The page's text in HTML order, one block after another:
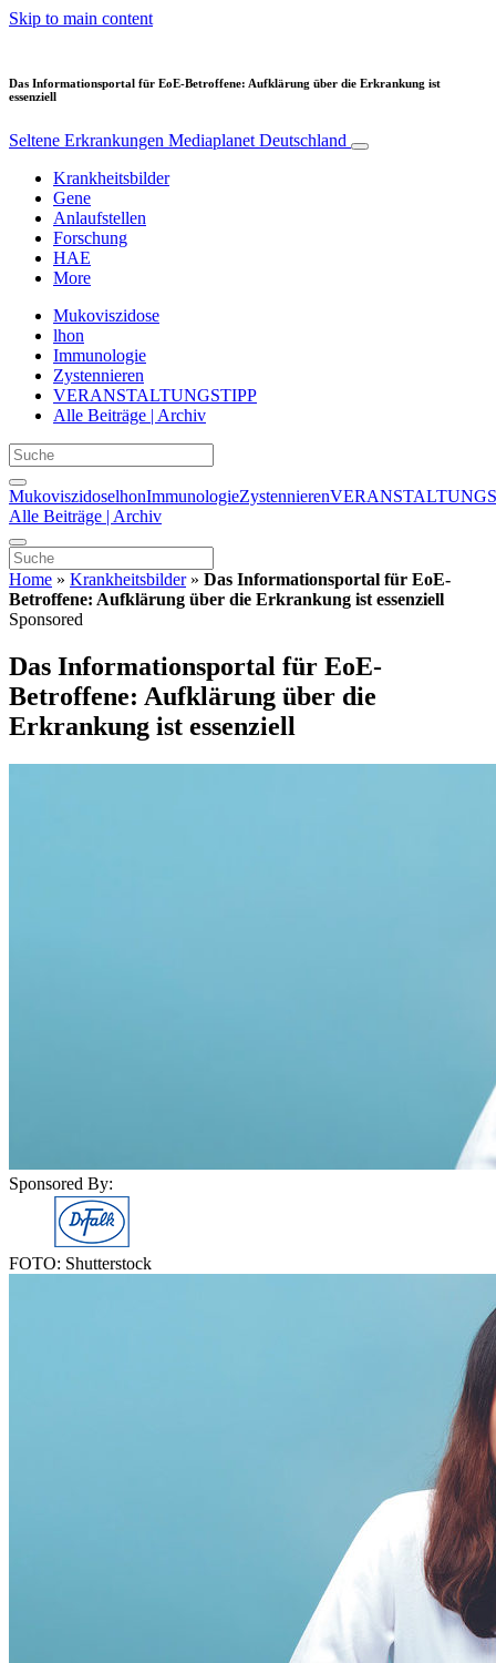
Skip to main content
Das Informationsportal für EoE-Betroffene: Aufklärung über die Erkrankung ist
essenziell
Seltene Erkrankungen Mediaplanet Deutschland
Krankheitsbilder
Gene
Anlaufstellen
Forschung
HAE
More
Mukoviszidose
lhon
Immunologie
Zystennieren
VERANSTALTUNGSTIPP
Alle Beiträge | Archiv
MukoviszidoselhonImmunologieZystennieren
Alle Beiträge | Archiv
Home » Krankheitsbilder» Das Informationsportal für EoE-
Betroffene: Aufklärung über die Erkrankung ist essenziell
Sponsored
Das Informationsportal für EoE-
Betroffene: Aufklärung über die
Erkrankung ist essenziell
Sponsored By:
FOTO: Shutterstock